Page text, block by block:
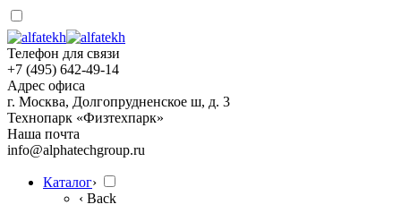
Телефон для связи
+7 (495) 642-49-14
Адрес офиса
г. Москва, Долгопрудненское ш, д. 3
Технопарк «Физтехпарк»
Наша почта
info@alphatechgroup.ru
Каталог›
‹ Back